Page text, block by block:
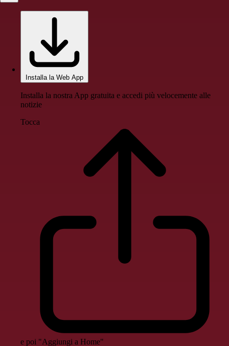
Installa la Web App
Installa la nostra App gratuita e accedi più velocemente alle
notizie
Tocca
e poi "Aggiungi a Home"